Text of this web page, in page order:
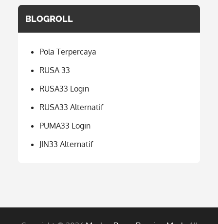
BLOGROLL
Pola Terpercaya
RUSA 33
RUSA33 Login
RUSA33 Alternatif
PUMA33 Login
JIN33 Alternatif